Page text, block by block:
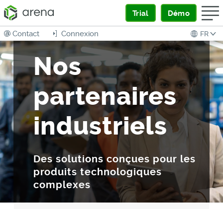
Trial Démo
FR
Connexion
Contact
Nos
partenaires
industriels
Des solutions conçues pour les
produits technologiques
complexes